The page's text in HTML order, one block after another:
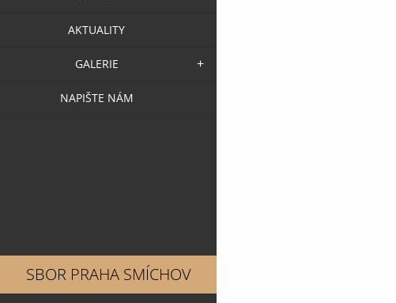
AKTUALITY
GALERIE
NAPIŠTE NÁM
SBOR PRAHA SMÍCHOV